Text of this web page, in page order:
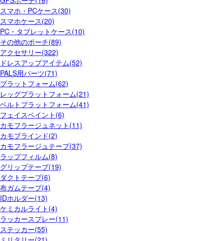
スマホ・PCケース(30)
スマホケース(20)
PC・タブレットケース(10)
その他のポーチ(89)
アクセサリー(322)
ドレスアップアイテム(52)
PALS用パーツ(71)
プラットフォーム(62)
レッグプラットフォーム(21)
ベルトプラットフォーム(41)
フェイスペイント(6)
カモフラージュネット(11)
カモブラインド(2)
カモフラージュテープ(37)
ラップフィルム(8)
グリップテープ(19)
ダクトテープ(6)
布ガムテープ(4)
IDホルダー(13)
ケミカルライト(4)
ラッカースプレー(11)
ステッカー(55)